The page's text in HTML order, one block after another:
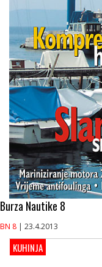
Burza Nautike 8
BN 8 | 23.4.2013
KUHINJA